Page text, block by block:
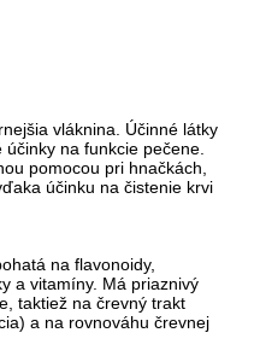
vláknina. Účinné látky
na funkcie pečene.
pomocou pri hnačkách,
účinku na čistenie krvi
na flavonoidy,
a vitamíny. Má priaznivý
taktiež na črevný trakt
a na rovnováhu črevnej